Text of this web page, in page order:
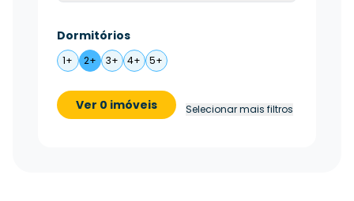
Dormitórios
1+ 2+ 3+ 4+ 5+
Ver 0 imóveis Selecionar mais filtros